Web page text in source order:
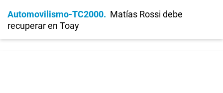
Automovilismo-TC2000
Matías Rossi debe
recuperar en Toay